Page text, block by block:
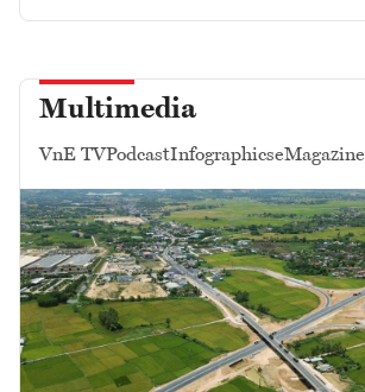
Multimedia
VnE TVPodcastInfographicseMagazine